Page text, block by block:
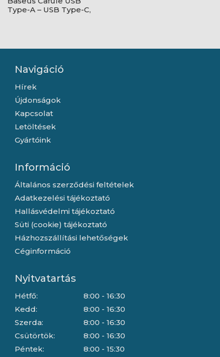
Type-A – USB Type-C,
Navigáció
Hírek
Újdonságok
Kapcsolat
Letöltések
Gyártóink
Információ
Általános szerződési feltételek
Adatkezelési tájékoztató
Hallásvédelmi tájékoztató
Süti (cookie) tájékoztató
Házhozszállítási lehetőségek
Céginformáció
Nyitvatartás
Hétfő:
Kedd:
Szerda:
Csütörtök:
Péntek:
8:00 - 16:30
8:00 - 16:30
8:00 - 16:30
8:00 - 16:30
8:00 - 15:30